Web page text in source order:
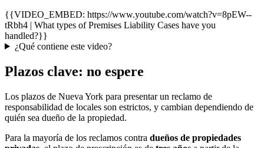
{{VIDEO_EMBED: https://www.youtube.com/watch?v=8pEW--
tRbh4 | What types of Premises Liability Cases have you
handled?}}
¿Qué contiene este video?
Plazos clave: no espere
Los plazos de Nueva York para presentar un reclamo de
responsabilidad de locales son estrictos, y cambian dependiendo de
quién sea dueño de la propiedad.
Para la mayoría de los reclamos contra dueños de propiedades